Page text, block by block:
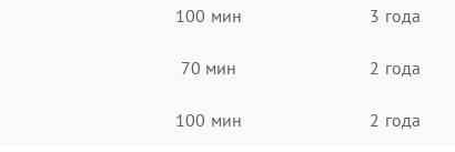
100 мин 3 года
70 мин 2 года
100 мин 2 года